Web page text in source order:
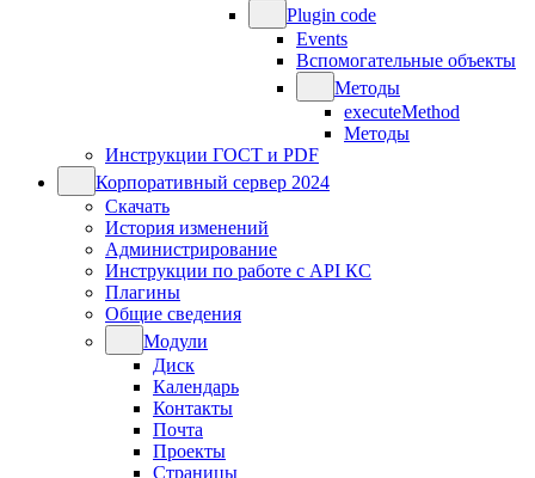
Plugin code
Events
Вспомогательные объекты
Методы
executeMethod
Методы
Инструкции ГОСТ и PDF
Корпоративный сервер 2024
Скачать
История изменений
Администрирование
Инструкции по работе с API КС
Плагины
Общие сведения
Модули
Диск
Календарь
Контакты
Почта
Проекты
Страницы